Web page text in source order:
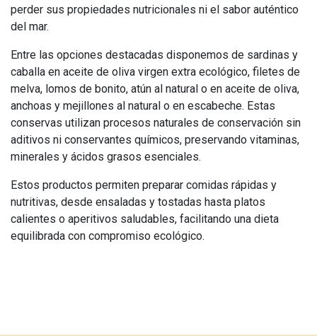
perder sus propiedades nutricionales ni el sabor auténtico
del mar.
Entre las opciones destacadas disponemos de sardinas y
caballa en aceite de oliva virgen extra ecológico, filetes de
melva, lomos de bonito, atún al natural o en aceite de oliva,
anchoas y mejillones al natural o en escabeche. Estas
conservas utilizan procesos naturales de conservación sin
aditivos ni conservantes químicos, preservando vitaminas,
minerales y ácidos grasos esenciales.
Estos productos permiten preparar comidas rápidas y
nutritivas, desde ensaladas y tostadas hasta platos
calientes o aperitivos saludables, facilitando una dieta
equilibrada con compromiso ecológico.